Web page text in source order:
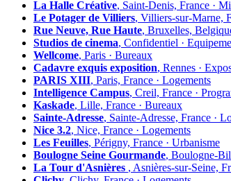
La Halle Créative, Saint-Denis, France ·
Le Potager de Villiers, Villiers-sur-Marne,
Rue Neuve, Rue Haute, Bruxelles,
Studios de cinema, Confidentiel ·
Wellcome, Paris · Bureaux
Cadavre exquis exposition, Rennes ·
PARIS XIII, Paris, France · Logements
Intelligence Campus, Creil, France ·
Kaskade, Lille, France · Bureaux
Sainte-Adresse, Sainte-Adresse, France ·
Nice 3.2, Nice, France · Logements
Les Feuilles, Périgny, France · Urbanisme
Boulogne Seine Gourmande, Boulogne-
La Tour d'Asnières , Asnières-sur-Seine,